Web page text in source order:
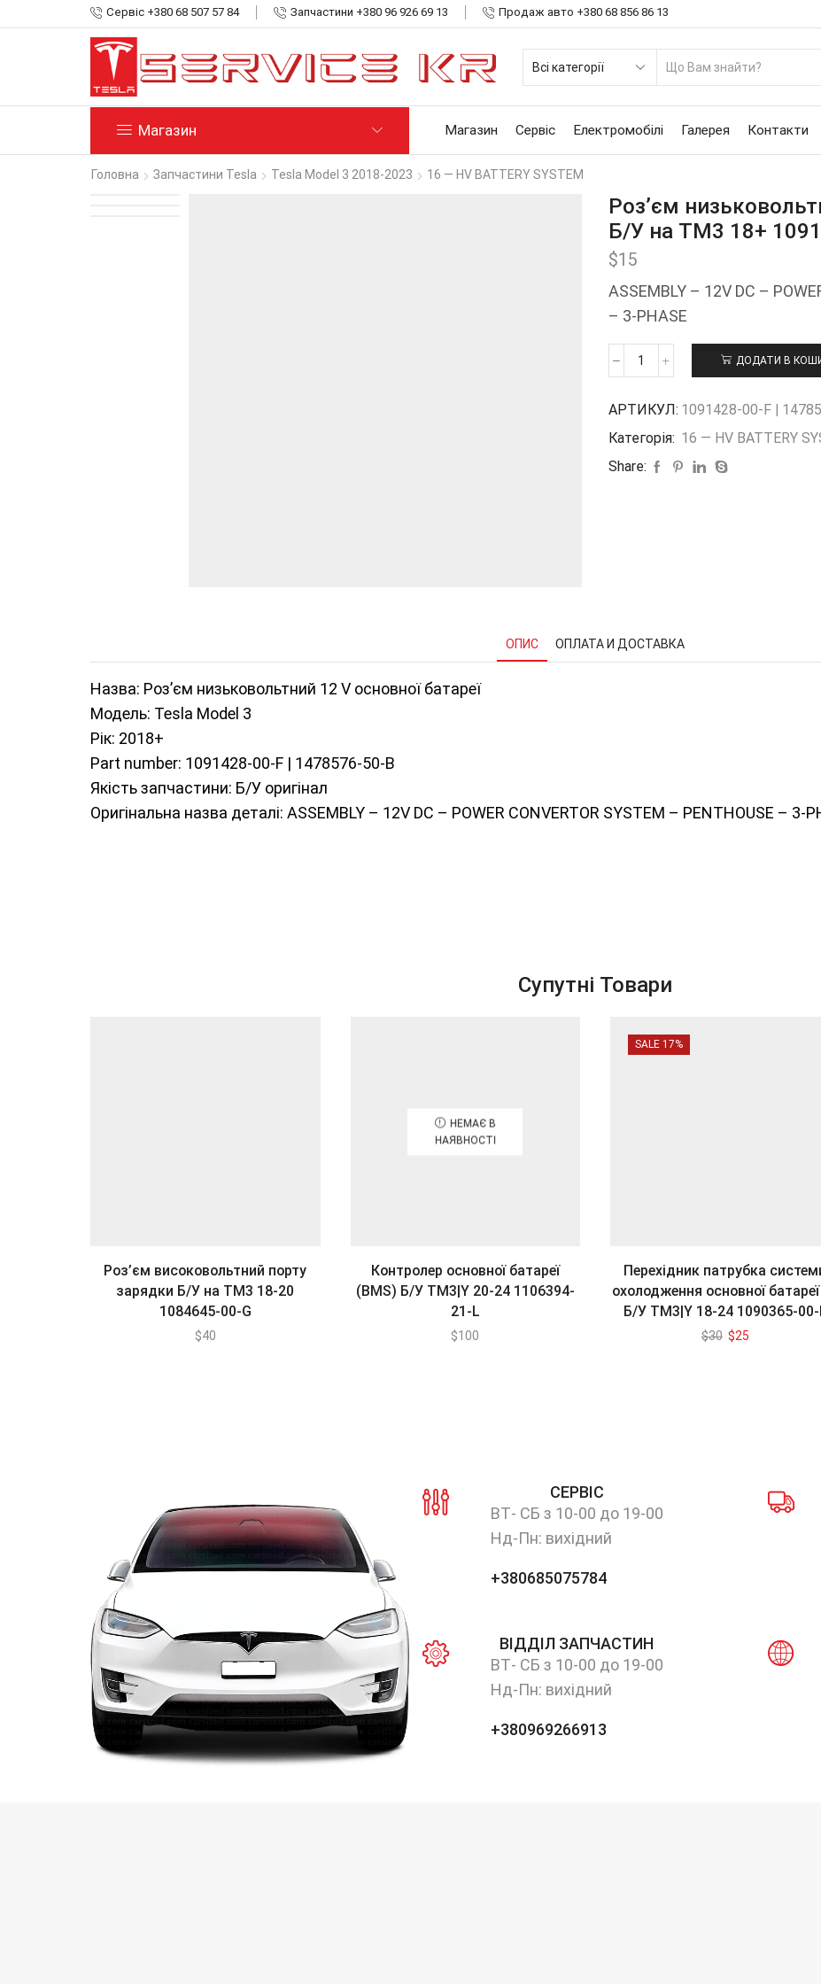
Сервіс +380 68 507 57 84 Запчастини +380 96 926 69 13 Продаж авто +380 68 856 86 13
Магазин Магазин Сервіс Електромобілі Галерея Контакти
Головна Запчастини Tesla Tesla Model 3 2018-2023 16 — HV BATTERY SYSTEM
Роз’єм
Б/У на ТМ3 18+
$15
ASSEMBLY – 12V DC –
– 3-PHASE
Роз'єм
12
основної
Б/
ДОДАТИ В
АРТИКУЛ: 1091428-00-F |
Категорія: 16 — HV BATTERY
Share:
ОПИС ОПЛАТА И ДОСТАВКА
Назва: Роз’єм низьковольтний 12 V основної батареї
Модель: Tesla Model 3
Рік: 2018+
Part number: 1091428-00-F | 1478576-50-B
Якість запчастини: Б/У оригінал
Оригінальна назва деталі: ASSEMBLY – 12V DC – POWER CONVERTOR SYSTEM – PENTHOUSE – 3-
Супутні Товари
Роз’єм високовольтний порту
зарядки Б/У на ТМ3 18-20
1084645-00-G
$40
НЕМАЄ В
НАЯВНОСТІ
Контролер основної батареї
(BMS) Б/У ТМ3|Y 20-24 1106394-
21-L
$100
SALE 17%
Перехідник патрубка
охолодження основної
Б/У ТМ3|Y 18-24 1090365-
$30 Оригінальна
$25Поточна
СЕРВІС
ВТ- СБ з 10-00 до 19-00
Нд-Пн: вихідний
+380685075784
ВІДДІЛ ЗАПЧАСТИН
ВТ- СБ з 10-00 до 19-00
Нд-Пн: вихідний
+380969266913